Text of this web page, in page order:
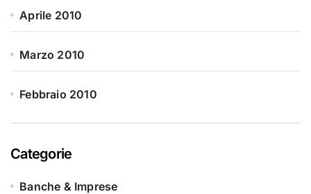
Aprile 2010
Marzo 2010
Febbraio 2010
Categorie
Banche & Imprese